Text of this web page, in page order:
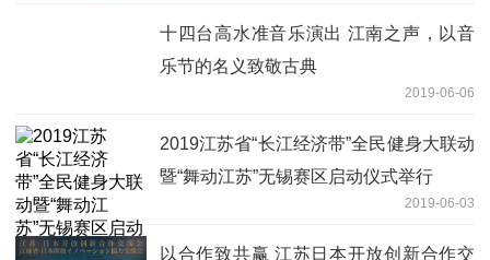
十四台高水准音乐演出 江南之声，以音
乐节的名义致敬古典
2019-06-06
2019江苏省“长江经济带”全民健身大联动
暨“舞动江苏”无锡赛区启动仪式举行
2019-06-03
以合作致共赢 江苏日本开放创新合作交